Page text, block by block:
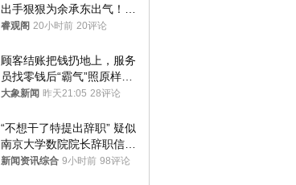
出手狠狠为余承东出气！雷
军果然没说错
睿观阁 20小时前 20评论
顾客结账把钱扔地上，服务
员找零钱后“霸气”照原样扔
回去
大象新闻 昨天21:05 28评论
“不想干了特提出辞职” 疑似
南京大学数院院长辞职信流
传 院方回应
新闻资讯综合 9小时前 98评论